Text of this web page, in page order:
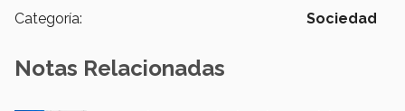
Categoría: Sociedad
Notas Relacionadas